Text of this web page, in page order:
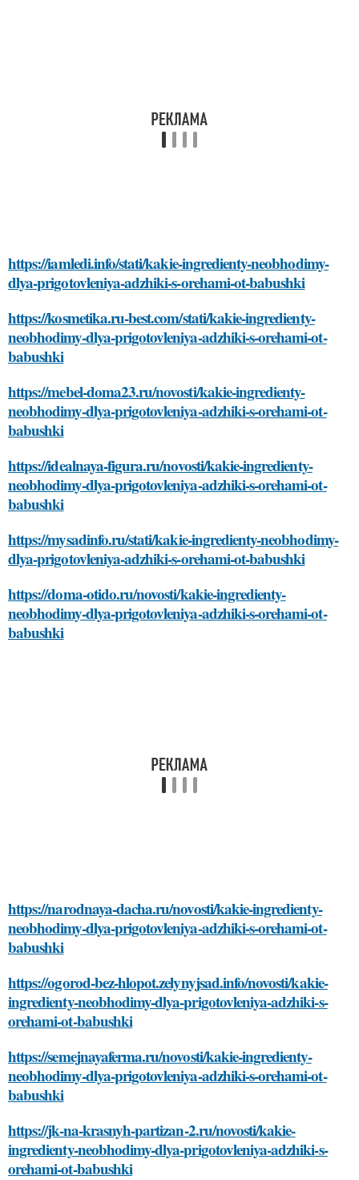
https://iamledi.info/stati/kakie-ingredienty-neobhodimy-
dlya-prigotovleniya-adzhiki-s-orehami-ot-babushki
https://kosmetika.ru-best.com/stati/kakie-ingredienty-
neobhodimy-dlya-prigotovleniya-adzhiki-s-orehami-ot-
babushki
https://mebel-doma23.ru/novosti/kakie-ingredienty-
neobhodimy-dlya-prigotovleniya-adzhiki-s-orehami-ot-
babushki
https://idealnaya-figura.ru/novosti/kakie-ingredienty-
neobhodimy-dlya-prigotovleniya-adzhiki-s-orehami-ot-
babushki
https://mysadinfo.ru/stati/kakie-ingredienty-neobhodimy-
dlya-prigotovleniya-adzhiki-s-orehami-ot-babushki
https://doma-otido.ru/novosti/kakie-ingredienty-
neobhodimy-dlya-prigotovleniya-adzhiki-s-orehami-ot-
babushki
https://narodnaya-dacha.ru/novosti/kakie-ingredienty-
neobhodimy-dlya-prigotovleniya-adzhiki-s-orehami-ot-
babushki
https://ogorod-bez-hlopot.zelynyjsad.info/novosti/kakie-
ingredienty-neobhodimy-dlya-prigotovleniya-adzhiki-s-
orehami-ot-babushki
https://semejnayaferma.ru/novosti/kakie-ingredienty-
neobhodimy-dlya-prigotovleniya-adzhiki-s-orehami-ot-
babushki
https://jk-na-krasnyh-partizan-2.ru/novosti/kakie-
ingredienty-neobhodimy-dlya-prigotovleniya-adzhiki-s-
orehami-ot-babushki